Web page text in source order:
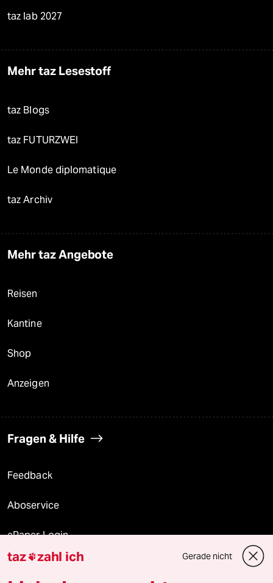
taz lab 2027
Mehr taz Lesestoff
taz Blogs
taz FUTURZWEI
Le Monde diplomatique
taz Archiv
Mehr taz Angebote
Reisen
Kantine
Shop
Anzeigen
Fragen & Hilfe
Feedback
Aboservice
ePaper Login
Downloads für Abonnierende
taz zahl ich Gerade nicht